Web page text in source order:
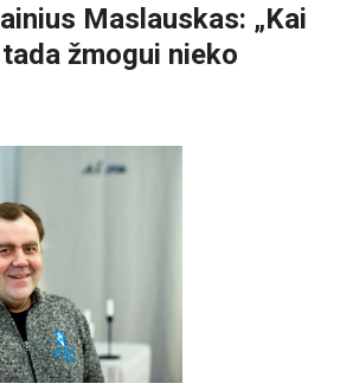
Maslauskas: „Kai
žmogui nieko